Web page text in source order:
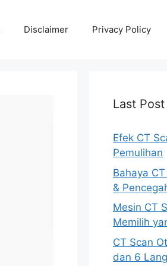
Disclaimer Privacy Policy
Last Post
Efek CT
Pemulihan
Bahaya
&
Mesin CT
Memilih
CT Scan
dan 6